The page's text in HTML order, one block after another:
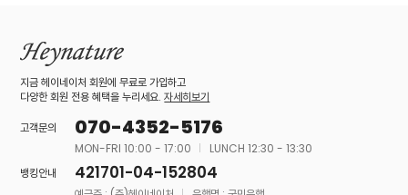
지금 헤이네이처 회원에 무료로 가입하고
다양한 회원 전용 혜택을 누리세요.자세히보기
고객문의
070-4352-5176
MON-FRI 10:00 - 17:00
LUNCH 12:30 - 13:30
뱅킹안내
421701-04-152804